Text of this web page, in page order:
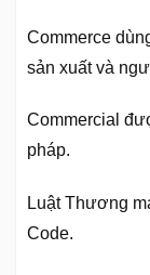
Commerce
sản xuất và
Commercial
pháp.
Luật Thương
Code.